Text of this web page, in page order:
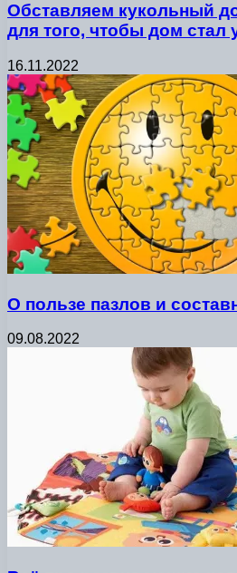
Обставляем кукольный
для того, чтобы дом стал
16.11.2022
О пользе пазлов и
09.08.2022